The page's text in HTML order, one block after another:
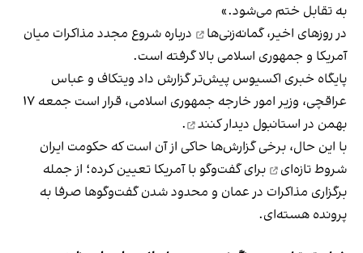
به تقابل ختم می‌شود.»
در روزهای اخیر،گمانه‌زنی‌ها
درباره شروع مجدد مذاکرات میان
آمریکا و جمهوری اسلامی بالا گرفته است.
پایگاه خبری اکسیوس پیش‌تر گزارش داد ویتکاف و عباس
عراقچی، وزیر امور خارجه جمهوری اسلامی، قرار است جمعه ۱۷
بهمن‌ در استانبول دیدار کنند
.
با این حال، برخی گزارش‌ها حاکی از آن است که حکومت ایران
شروط تازه‌ای
برای گفت‌وگو با آمریکا تعیین کرده؛ از جمله
برگزاری مذاکرات در عمان و محدود شدن گفت‌وگوها صرفا به
پرونده هسته‌ای.